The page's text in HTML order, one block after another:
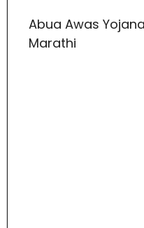
Abua Awas
Marathi